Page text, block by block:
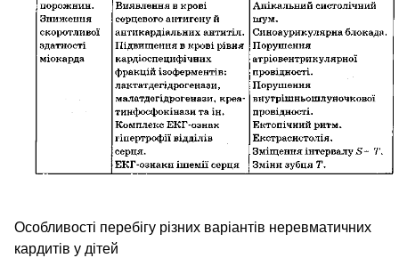
Особливості перебігу різних варіантів неревматичних
кардитів у дітей